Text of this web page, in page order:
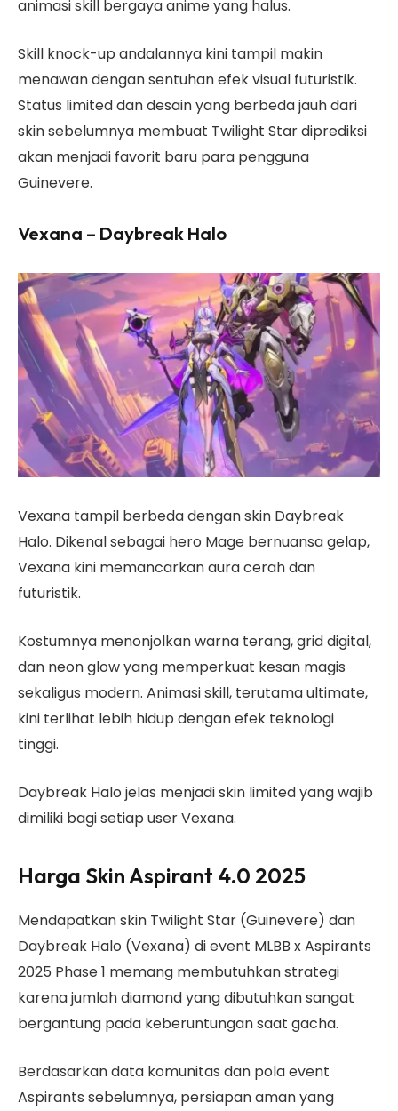
animasi skill bergaya anime yang halus.
Skill knock-up andalannya kini tampil makin
menawan dengan sentuhan efek visual futuristik.
Status limited dan desain yang berbeda jauh dari
skin sebelumnya membuat Twilight Star diprediksi
akan menjadi favorit baru para pengguna
Guinevere.
Vexana – Daybreak Halo
Vexana tampil berbeda dengan skin Daybreak
Halo. Dikenal sebagai hero Mage bernuansa gelap,
Vexana kini memancarkan aura cerah dan
futuristik.
Kostumnya menonjolkan warna terang, grid digital,
dan neon glow yang memperkuat kesan magis
sekaligus modern. Animasi skill, terutama ultimate,
kini terlihat lebih hidup dengan efek teknologi
tinggi.
Daybreak Halo jelas menjadi skin limited yang wajib
dimiliki bagi setiap user Vexana.
Harga Skin Aspirant 4.0 2025
Mendapatkan skin Twilight Star (Guinevere) dan
Daybreak Halo (Vexana) di event MLBB x Aspirants
2025 Phase 1 memang membutuhkan strategi
karena jumlah diamond yang dibutuhkan sangat
bergantung pada keberuntungan saat gacha.
Berdasarkan data komunitas dan pola event
Aspirants sebelumnya, persiapan aman yang